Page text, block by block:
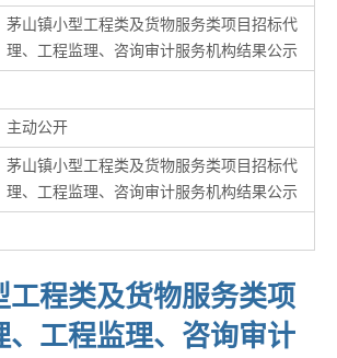
茅山镇小型工程类及货物服务类项目招标代
理、工程监理、咨询审计服务机构结果公示
主动公开
茅山镇小型工程类及货物服务类项目招标代
理、工程监理、咨询审计服务机构结果公示
工程类及货物服务类项
、工程监理、咨询审计